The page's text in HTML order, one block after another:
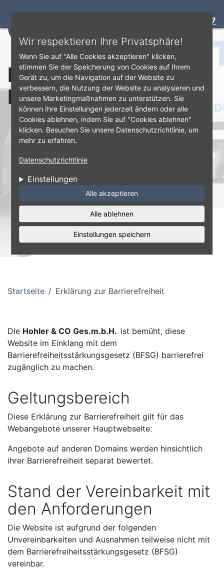
Wir respektieren Ihre Privatsphäre!
Wenn Sie auf "Alle Cookies akzeptieren" klicken,
stimmen Sie der Speicherung von Cookies auf Ihrem
Gerät zu, um die Navigation auf der Website zu
verbessern, die Nutzung der Website zu analysieren und
unsere Marketingmaßnahmen zu unterstützen. Sie
können Ihre Einstellungen jederzeit ändern oder alle
Cookies ablehnen, indem Sie auf "Cookies ablehnen"
klicken. Besuchen Sie unsere Datenschutzrichtlinie, um
mehr zu erfahren.
Datenschutzrichtlinie
Einstellungen
Alle akzeptieren
Alle ablehnen
Einstellungen speichern
Direkt zum Inhalt
4.7
Erklärung zur
Barrierefreiheit
Startseite Erklärung zur Barrierefreiheit
Die Hohler & CO Ges.m.b.H. ist bemüht, diese
Website im Einklang mit dem
Barrierefreiheitsstärkungsgesetz (BFSG) barrierefrei
zugänglich zu machen.
Geltungsbereich
Diese Erklärung zur Barrierefreiheit gilt für das
Webangebote unserer Hauptwebseite:
Angebote auf anderen Domains werden hinsichtlich
ihrer Barrierefreiheit separat bewertet.
Stand der Vereinbarkeit mit
den Anforderungen
Die Website ist aufgrund der folgenden
Unvereinbarkeiten und Ausnahmen teilweise nicht mit
dem Barrierefreiheitsstärkungsgesetz (BFSG)
vereinbar.